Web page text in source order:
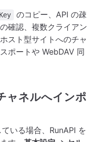
のコピー、API の疎
確認、複数クライアン
スト型サイトへのチャ
ポートや WebDAV 同
ャネルへインポ
いる場合、RunAPI を